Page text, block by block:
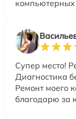
компьютерных
Супер место!
Диагностика
Ремонт моего
благодарю за